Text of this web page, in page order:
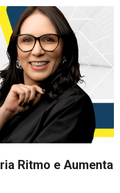
Ritmo e Aumenta